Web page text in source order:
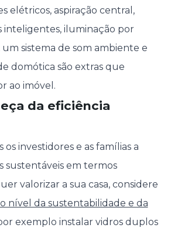
elétricos, aspiração central,
inteligentes, iluminação por
sistema de som ambiente e
domótica são extras que
ao imóvel.
da eficiência
os investidores e as famílias a
sustentáveis em termos
valorizar a sua casa, considere
nível da sustentabilidade e da
exemplo instalar vidros duplos